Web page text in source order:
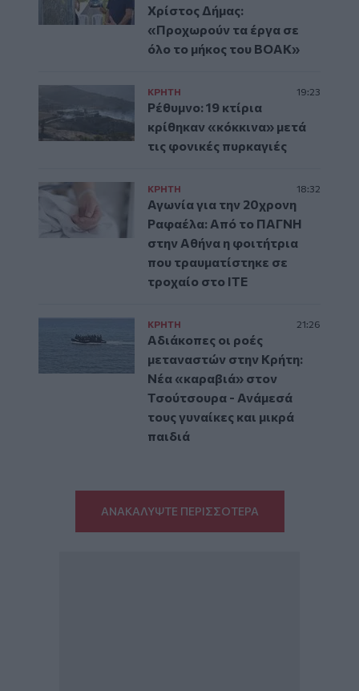
Χρίστος Δήμας:
«Προχωρούν τα έργα σε
όλο το μήκος του ΒΟΑΚ»
ΚΡΗΤΗ 19:23
Ρέθυμνο: 19 κτίρια
κρίθηκαν «κόκκινα» μετά
τις φονικές πυρκαγιές
ΚΡΗΤΗ 18:32
Αγωνία για την 20χρονη
Ραφαέλα: Από το ΠΑΓΝΗ
στην Αθήνα η φοιτήτρια
που τραυματίστηκε σε
τροχαίο στο ΙΤΕ
ΚΡΗΤΗ 21:26
Αδιάκοπες οι ροές
μεταναστών στην Κρήτη:
Νέα «καραβιά» στον
Τσούτσουρα - Ανάμεσά
τους γυναίκες και μικρά
παιδιά
ΑΝΑΚΑΛΥΨΤΕ ΠΕΡΙΣΣΟΤΕΡΑ